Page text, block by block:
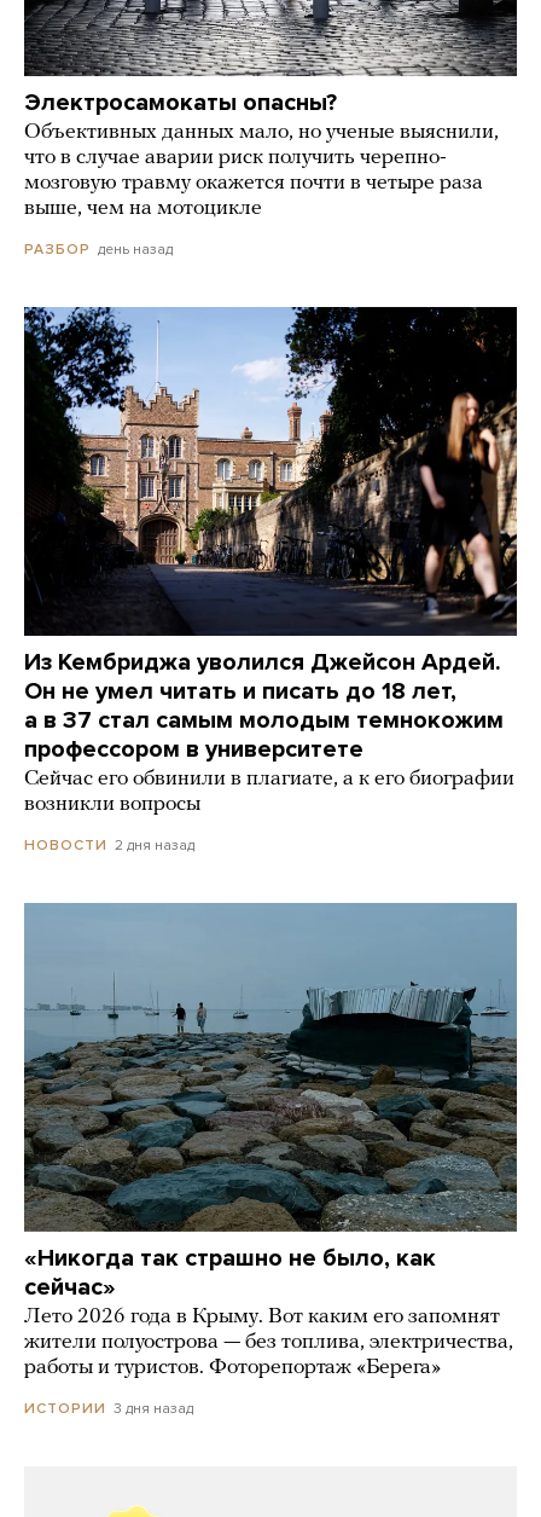
Электросамокаты опасны?
Объективных данных мало, но ученые выяснили,
что в случае аварии риск получить черепно-
мозговую травму окажется почти в четыре раза
выше, чем на мотоцикле
РАЗБОР день назад
Из Кембриджа уволился Джейсон Ардей.
Он не умел читать и писать до 18 лет,
а в 37 стал самым молодым темнокожим
профессором в университете
Сейчас его обвинили в плагиате, а к его биографии
возникли вопросы
НОВОСТИ 2 дня назад
«Никогда так страшно не было, как
сейчас»
Лето 2026 года в Крыму. Вот каким его запомнят
жители полуострова — без топлива, электричества,
работы и туристов. Фоторепортаж «Берега»
ИСТОРИИ 3 дня назад